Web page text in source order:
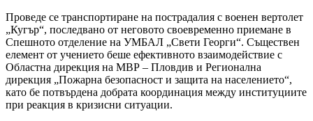
Проведе се транспортиране на пострадалия с военен вертолет
„Кугър“, последвано от неговото своевременно приемане в
Спешното отделение на УМБАЛ „Свети Георги“. Съществен
елемент от учението беше ефективното взаимодействие с
Областна дирекция на МВР – Пловдив и Регионална
дирекция „Пожарна безопасност и защита на населението“,
като бе потвърдена добрата координация между институциите
при реакция в кризисни ситуации.